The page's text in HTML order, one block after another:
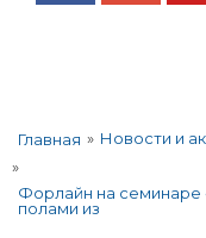
Главная » Новости и
»
Форлайн на семинаре
полами из